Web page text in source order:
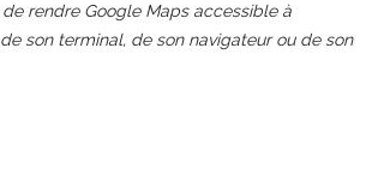
rendre Google Maps accessible à
son terminal, de son navigateur ou de son